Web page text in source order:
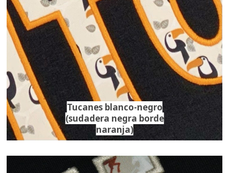
Tucanes blanco-negro
(sudadera negra borde
naranja)